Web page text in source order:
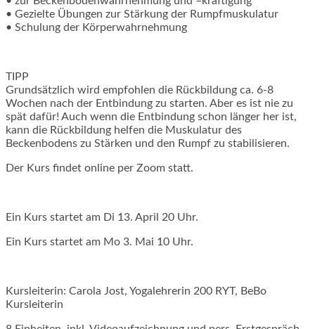
• Gezielte Übungen zur Stärkung der Rumpfmuskulatur
• Schulung der Körperwahrnehmung
TIPP
Grundsätzlich wird empfohlen die Rückbildung ca. 6-8
Wochen nach der Entbindung zu starten. Aber es ist nie zu
spät dafür! Auch wenn die Entbindung schon länger her ist,
kann die Rückbildung helfen die Muskulatur des
Beckenbodens zu Stärken und den Rumpf zu stabilisieren.
Der Kurs findet online per Zoom statt.
Ein Kurs startet am Di 13. April 20 Uhr.
Ein Kurs startet am Mo 3. Mai 10 Uhr.
Kursleiterin: Carola Jost, Yogalehrerin 200 RYT, BeBo
Kursleiterin